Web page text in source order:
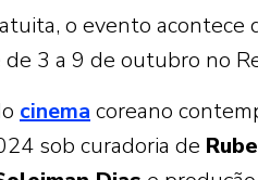
o evento acontece
de 3 a 9 de outubro no
cinema coreano
sob curadoria de